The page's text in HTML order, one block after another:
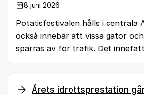
8 juni 2026
Potatisfestivalen hålls i centrala
också innebär att vissa gator
spärras av för trafik. Det
Årets idrottsprestation